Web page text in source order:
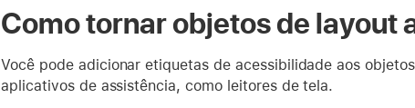
Como tornar objetos de layout
Você pode adicionar etiquetas de acessibilidade aos
aplicativos de assistência, como leitores de tela.